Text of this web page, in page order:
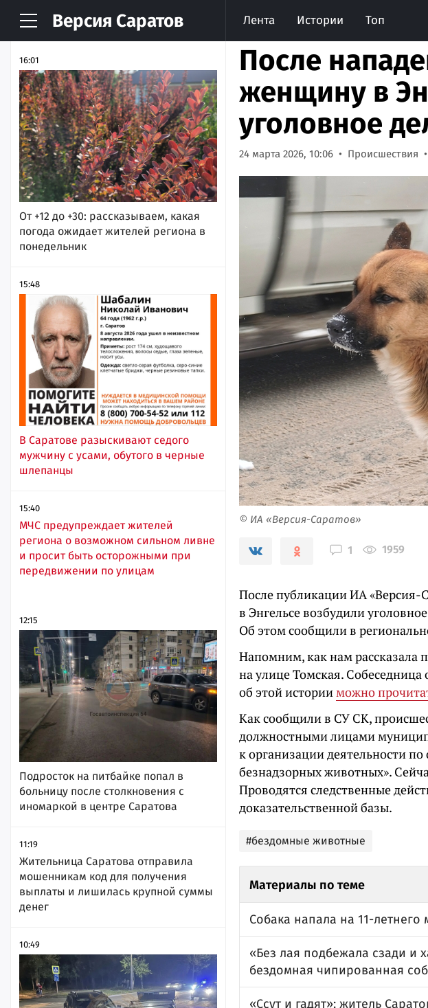
Версия Саратов Лента Истории Топ
НОВОСТИ АРХИВ
16:01
От +12 до +30: рассказываем, какая
погода ожидает жителей региона в
понедельник
15:48
В Саратове разыскивают седого
мужчину с усами, обутого в черные
шлепанцы
15:40
МЧС предупреждает жителей
региона о возможном сильном ливне
и просит быть осторожными при
передвижении по улицам
12:15
Подросток на питбайке попал в
больницу после столкновения с
иномаркой в центре Саратова
11:19
Жительница Саратова отправила
мошенникам код для получения
выплаты и лишилась крупной суммы
денег
10:49
После
женщину в
уголовное
24 марта 2026, 10:06 Происшествия
© ИА «Версия-Саратов»
1 1959
После публикации ИА «Версия-
в Энгельсе возбудили
Об этом сообщили в
Напомним, как нам рассказала
на улице Томская.
об этой историиможно
Как сообщили в СУ СК,
должностными лицами
к организации деятельности
безнадзорных животных».
Проводятся следственные
доказательственной базы.
#бездомные животные
Материалы по теме
Собака напала на 11-
«Без лая подбежала сзади и
бездомная чипированная
«Ссут и гадят»: житель